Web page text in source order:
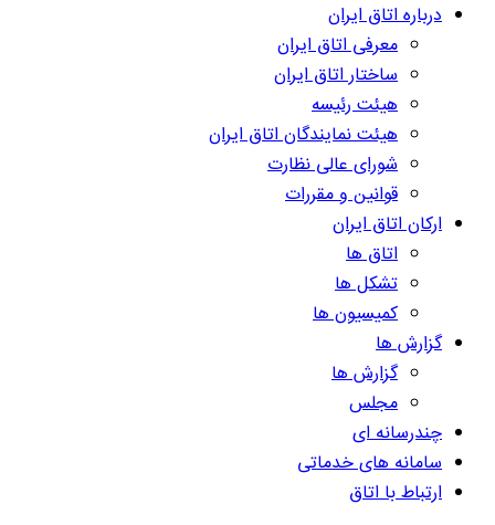
درباره اتاق ایران
معرفی اتاق ایران
ساختار اتاق ایران
هیئت رئیسه
هیئت نمایندگان اتاق ایران
شورای عالی نظارت
قوانین و مقررات
ارکان اتاق ایران
اتاق ها
تشکل ها
کمیسیون ها
گزارش ها
گزارش ها
مجلس
چندرسانه ای
سامانه های خدماتی
ارتباط با اتاق